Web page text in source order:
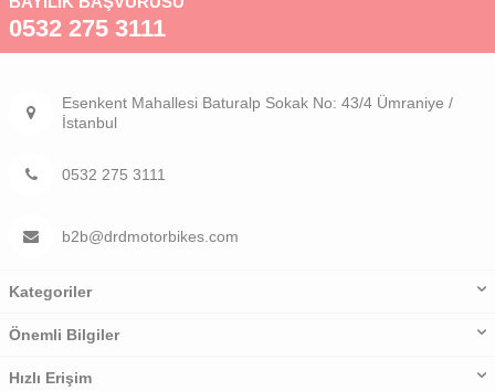
0532 275 3111
Esenkent Mahallesi Baturalp Sokak No: 43/4 Ümraniye /
İstanbul
0532 275 3111
b2b@drdmotorbikes.com
Kategoriler
Önemli Bilgiler
Hızlı Erişim